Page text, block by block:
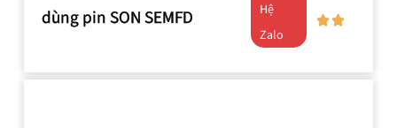
dùng pin SON SEMFD
Hệ
Zalo